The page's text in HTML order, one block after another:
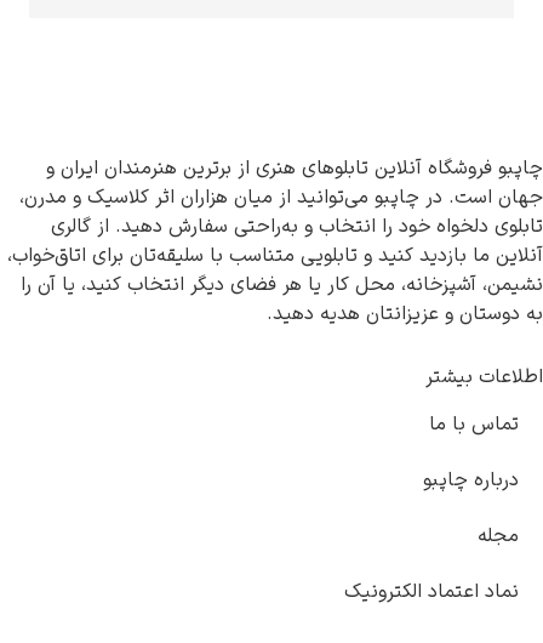
تابلوهای هنری از برترین هنرمندان ایران و
می‌توانید از میان هزاران اثر کلاسیک و مدرن،
را انتخاب و به‌راحتی سفارش دهید. از گالری
و تابلویی متناسب با سلیقه‌تان برای اتاق‌خواب،
کار یا هر فضای دیگر انتخاب کنید، یا آن را
هدیه دهید.